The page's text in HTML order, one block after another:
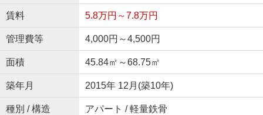
賃料 5.8万円～7.8万円
管理費等 4,000円～4,500円
面積 45.84㎡～68.75㎡
築年月 2015年 12月(築10年)
種別 / 構造 アパート / 軽量鉄骨